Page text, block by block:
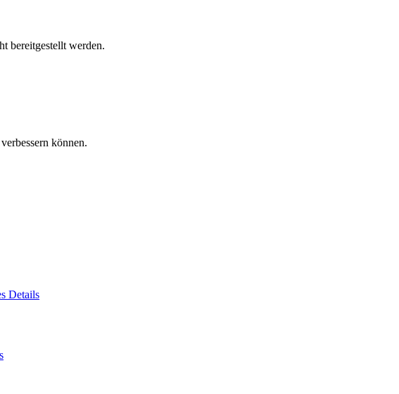
bereitgestellt werden.
können.
Details